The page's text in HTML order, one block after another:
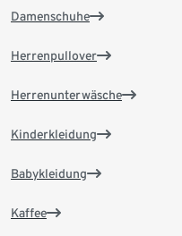
Damenschuhe
Herrenpullover
Herrenunterwäsche
Kinderkleidung
Babykleidung
Kaffee